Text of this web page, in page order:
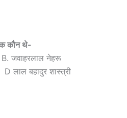
कौन थे-
नेहरू
बहादुर शास्त्री